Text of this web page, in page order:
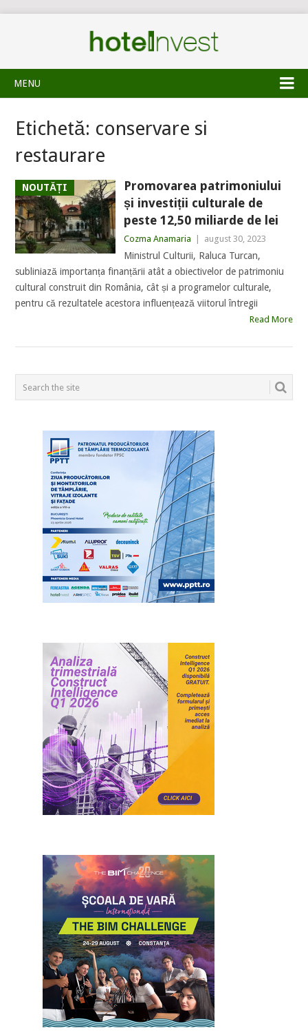
MENU
Etichetă: conservare si
restaurare
NOUTĂȚI
Promovarea patrimoniului
și investiții culturale de
peste 12,50 miliarde de lei
Cozma Anamaria august 30, 2023
Ministrul Culturii, Raluca Turcan,
subliniază importanța finanțării atât a obiectivelor de patrimoniu
cultural construit din România, cât și a programelor culturale,
pentru că rezultatele acestora influențează viitorul întregii
Read More
POSTS
NAVIGATION